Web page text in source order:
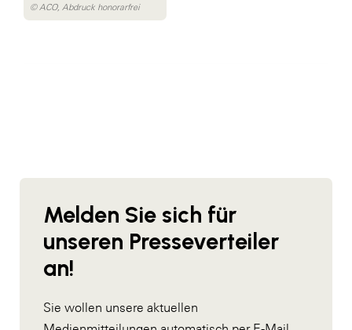
© ACO, Abdruck honorarfrei
Melden Sie sich für
unseren Presseverteiler
an!
Sie wollen unsere aktuellen